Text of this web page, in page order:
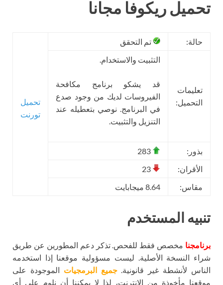
تحميل ريكوفا مجانا
حالة: تم التحقق
تحميل
تورنت
تعليمات
التحميل:
التثبيت والاستخدام.
قد يشكو برنامج مكافحة
الفيروسات لديك من وجود صدع
في البرنامج. نوصي بتعطيله عند
التنزيل والتثبيت.
بذور:
الأقران:
مقاس:
8.64 ميجابايت
تنبيه المستخدم
برنامجنا مخصص فقط للفحص. تذكر دعم المطورين عن طريق
شراء النسخة الأصلية. ليست مسؤولية موقعنا إذا استخدمه
الناس لأنشطة غير قانونية.جميع البرمجيات الموجودة على
موقعنا مأخوذة من الإنترنت، لذا لا يمكننا أن نلوم على أي